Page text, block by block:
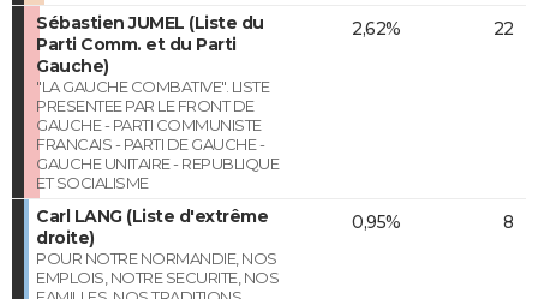
Sébastien JUMEL (Liste du
Parti Comm. et du Parti
Gauche)
"LA GAUCHE COMBATIVE". LISTE
PRESENTEE PAR LE FRONT DE
GAUCHE - PARTI COMMUNISTE
FRANCAIS - PARTI DE GAUCHE -
GAUCHE UNITAIRE - REPUBLIQUE
ET SOCIALISME
2,62% 22
Carl LANG (Liste d'extrême
droite)
POUR NOTRE NORMANDIE, NOS
EMPLOIS, NOTRE SECURITE, NOS
0,95% 8